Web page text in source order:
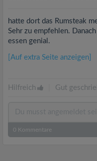
hatte dort das Rumsteak
Sehr zu empfehlen.
essen genial.
[Auf extra Seite anzeigen]
Hilfreich Gut
0 Kommentare